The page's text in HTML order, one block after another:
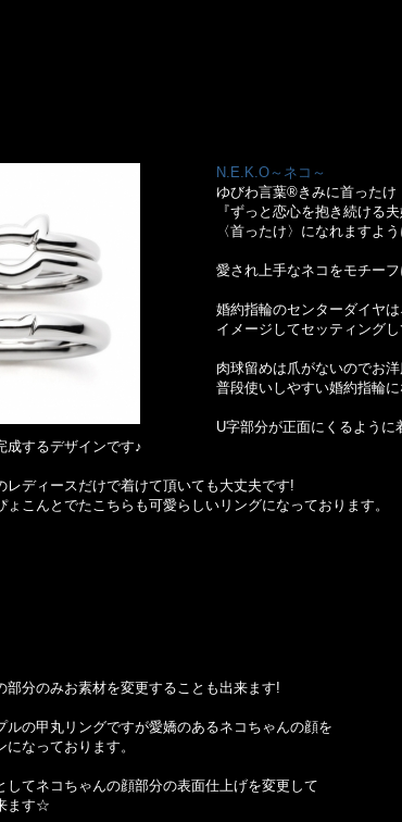
N.E.K.O～ネコ～
ゆびわ言葉®きみに首ったけ
『ずっと恋心を抱き続ける
〈首ったけ〉になれますよ
愛され上手なネコをモチー
婚約指輪のセンターダイヤ
イメージしてセッティング
肉球留めは爪がないのでお
普段使いしやすい婚約指輪に
U字部分が正面にくるように
成するデザインです♪
レディースだけで着けて頂いても大丈夫です!
ょこんとでたこちらも可愛らしいリングになっております。
部分のみお素材を変更することも出来ます!
ルの甲丸リングですが愛嬌のあるネコちゃんの顔を
なっております。
してネコちゃんの顔部分の表面仕上げを変更して
ます☆